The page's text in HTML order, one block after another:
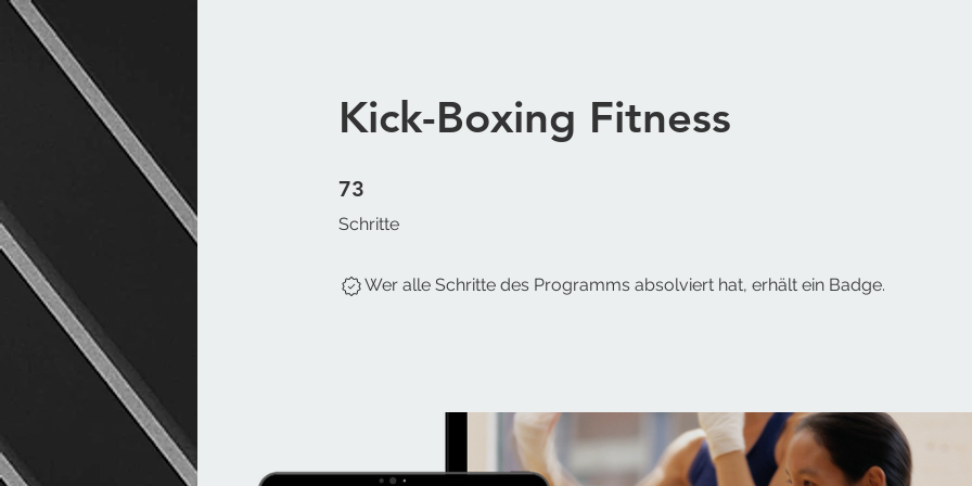
Kick-Boxing Fitness
73
Schritte
73 Schritte
Wer alle Schritte des Programms absolviert hat, erhält ein Badge.